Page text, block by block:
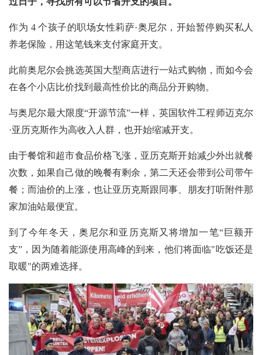
作为 4 个孩子的职场女性莉萨·奥尼尔，开始暂停购买私人
养老保险，用这笔钱来支付家庭开支。
此前奥尼尔会挑选英国大型商店进行一站式购物，而如今会
在各个小店比价找到最高性价比的商品分开购物。
与奥尼尔最大限度“开源节流”一样，英国软件工程师迈克尔
·亚历克斯作为高收入人群，也开始缩减开支。
由于餐馆和超市食品价格飞涨，亚历克斯开始减少外出就餐
次数，如果自己做的晚餐有剩余，第二天还会带到公司带午
餐；而油价的上涨，也让亚历克斯跟同事、朋友打听附件那
家加油站最便宜。
到了今年冬天，奥尼尔和亚历克斯又将增加一笔“巨额开
支”，因为随着能源使用高峰的到来，他们将面临"吃饭还是
取暖"的两难选择。